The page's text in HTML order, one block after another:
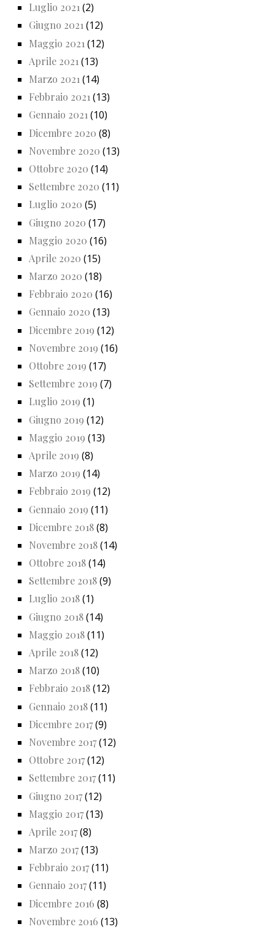
Luglio 2021(2)
Giugno 2021(12)
Maggio 2021 (12)
Aprile 2021 (13)
Marzo 2021 (14)
Febbraio 2021(13)
Gennaio 2021(10)
Dicembre 2020 (8)
Novembre 2020 (13)
Ottobre 2020 (14)
Settembre 2020 (11)
Luglio 2020 (5)
Giugno 2020 (17)
Maggio 2020 (16)
Aprile 2020 (15)
Marzo 2020 (18)
Febbraio 2020 (16)
Gennaio 2020 (13)
Dicembre 2019 (12)
Novembre 2019 (16)
Ottobre 2019 (17)
Settembre 2019 (7)
Luglio 2019 (1)
Giugno 2019 (12)
Maggio 2019 (13)
Aprile 2019 (8)
Marzo 2019 (14)
Febbraio 2019 (12)
Gennaio 2019 (11)
Dicembre 2018(8)
Novembre 2018(14)
Ottobre 2018(14)
Settembre 2018(9)
Luglio 2018(1)
Giugno 2018(14)
Maggio 2018(11)
Aprile 2018(12)
Marzo 2018(10)
Febbraio 2018(12)
Gennaio 2018(11)
Dicembre 2017(9)
Novembre 2017(12)
Ottobre 2017(12)
Settembre 2017(11)
Giugno 2017(12)
Maggio 2017(13)
Aprile 2017(8)
Marzo 2017(13)
Febbraio 2017(11)
Gennaio 2017(11)
Dicembre 2016 (8)
Novembre 2016 (13)